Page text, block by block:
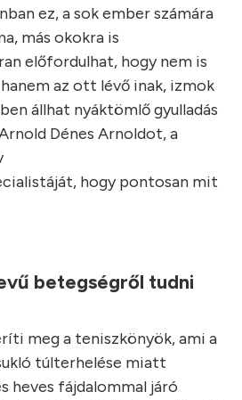
ez, a sok ember számára
más okokra is
előfordulhat, hogy nem is
az ott lévő inak, izmok
állhat nyáktömlő gyulladás
Dénes Arnoldot, a
hogy pontosan mit
betegségről tudni
meg a teniszkönyök, ami a
túlterhelése miatt
heves fájdalommal járó